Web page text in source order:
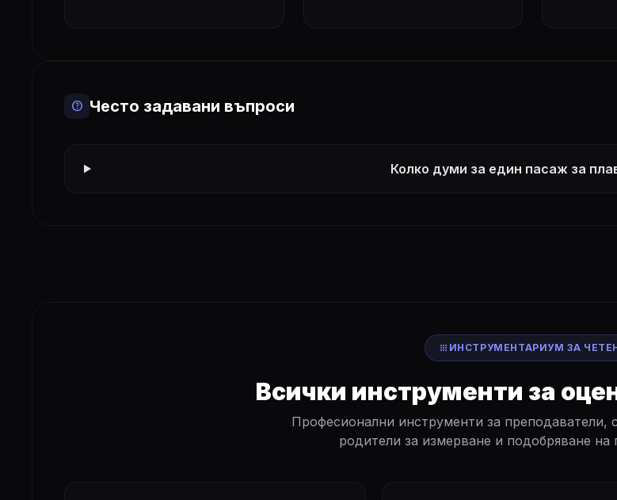
help Често задавани въпроси
Колко думи за един пасаж за
apps ИНСТРУМЕНТАРИУМ ЗА
Всички инструменти за
Професионални инструменти за преподаватели,
родители за измерване и подобряване на